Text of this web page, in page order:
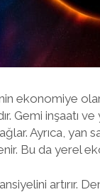
ekonomiye
Gemi inşaatı
Ayrıca, yan
Bu da yerel
artırır.